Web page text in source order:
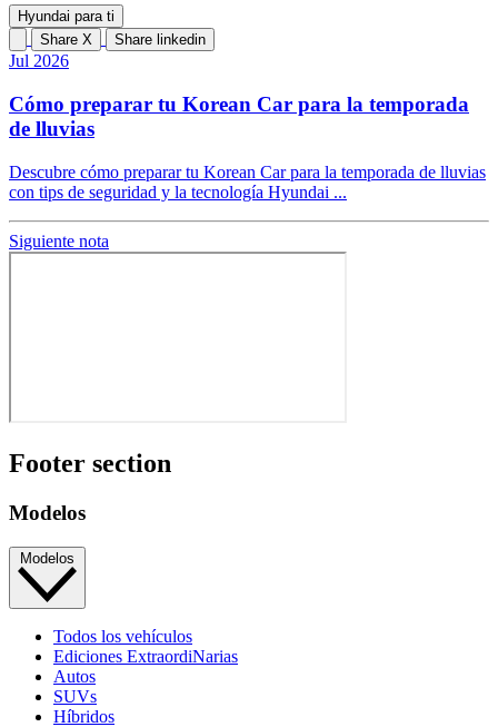
Hyundai para ti
Share X
Share linkedin
Jul 2026
Cómo preparar tu Korean Car para la temporada
de lluvias
Descubre cómo preparar tu Korean Car para la temporada de lluvias
con tips de seguridad y la tecnología Hyundai ...
Siguiente nota
Footer section
Modelos
Modelos
Todos los vehículos
Ediciones ExtraordiNarias
Autos
SUVs
Híbridos